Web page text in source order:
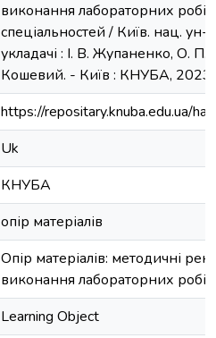
виконання лабораторних робіт
спеціальностей / Київ. нац. ун-т
укладачі : І. В. Жупаненко, О.
Кошевий. - Київ : КНУБА, 2023.
https://repositary.knuba.edu.ua/
Uk
КНУБА
опір матеріалів
Опір матеріалів: методичні
виконання лабораторних робіт
Learning Object